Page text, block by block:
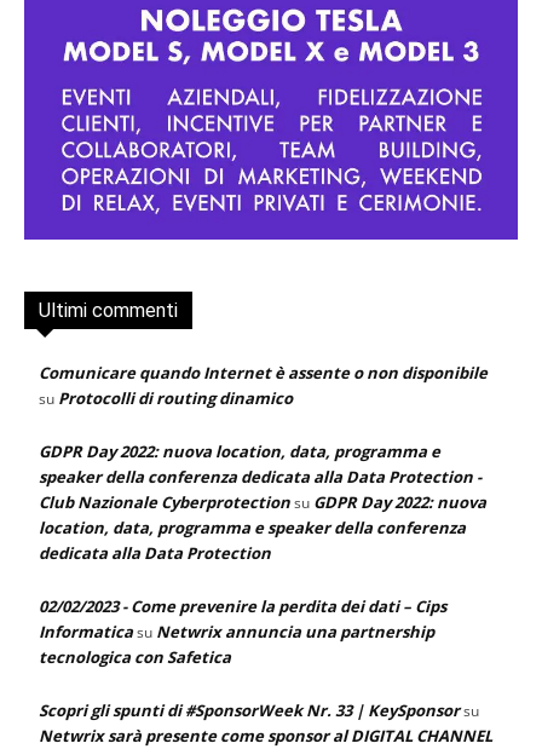
Ultimi commenti
Comunicare quando Internet è assente o non disponibile
su Protocolli di routing dinamico
GDPR Day 2022: nuova location, data, programma e
speaker della conferenza dedicata alla Data Protection -
Club Nazionale Cyberprotectionsu GDPR Day 2022: nuova
location, data, programma e speaker della conferenza
dedicata alla Data Protection
02/02/2023 - Come prevenire la perdita dei dati – Cips
Informaticasu Netwrix annuncia una partnership
tecnologica con Safetica
Scopri gli spunti di #SponsorWeek Nr. 33 | KeySponsorsu
Netwrix sarà presente come sponsor al DIGITAL CHANNEL